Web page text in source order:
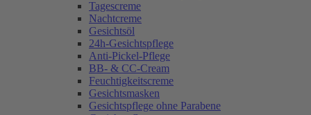
Tagescreme
Nachtcreme
Gesichtsöl
24h-Gesichtspflege
Anti-Pickel-Pflege
BB- & CC-Cream
Feuchtigkeitscreme
Gesichtsmasken
Gesichtspflege ohne Parabene